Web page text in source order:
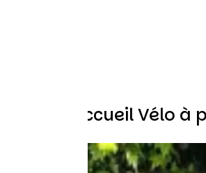
Autres Accueil Vélo à